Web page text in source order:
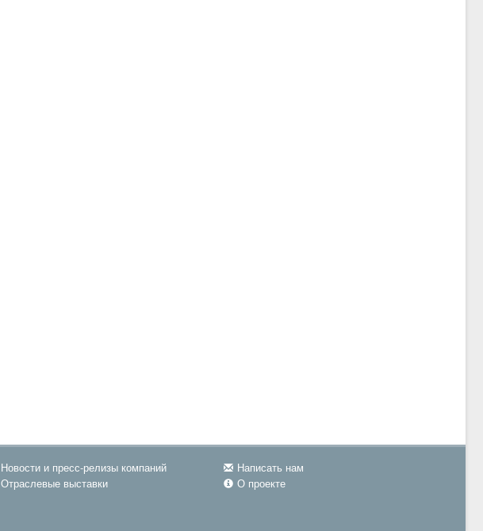
Новости и пресс-релизы компаний
Отраслевые выставки
Написать нам
О проекте